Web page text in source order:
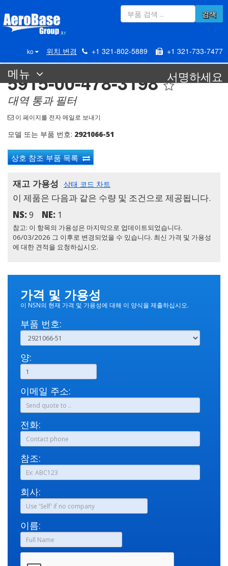
ko 위치 변경 +1 321-802-5889 +1 321-733-7477
검색
메뉴 서명하세요
5915-00-478-3198
대역 통과 필터
이 페이지를 전자 메일로 보내기
모델 또는 부품 번호: 2921066-51
상호 참조 부품 목록
재고 가용성 상태 코드 차트
이 제품은 다음과 같은 수량 및 조건으로 제공됩니다.
NS:9 NE: 1
참고: 이 항목의 가용성은 마지막으로 업데이트되었습니다.
06/03/2026 그 이후로 변경되었을 수 있습니다. 최신 가격 및 가용성
에 대한 견적을 요청하십시오.
가격 및 가용성
이 NSN의 현재 가격 및 가용성에 대해 이 양식을 제출하십시오.
부품 번호:
양:
이메일 주소:
전화:
참조:
회사:
이름: